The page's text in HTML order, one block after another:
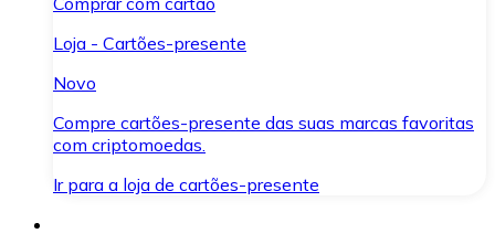
Loja - Cartões-presente
Novo
Compre cartões-presente das suas marcas favoritas
com criptomoedas.
Ir para a loja de cartões-presente